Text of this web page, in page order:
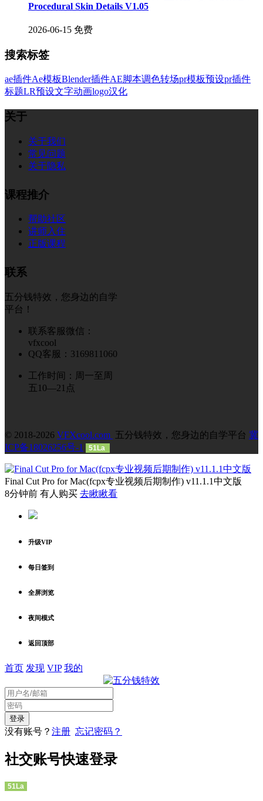
Procedural Skin Details V1.05
2026-06-15 免费
搜索标签
ae插件Ae模板Blender插件AE脚本调色转场pr模板预设pr插件
标题LR预设文字动画logo汉化
关于
关于我们
常见问题
关于隐私
课程推介
帮助社区
讲师入住
正版课程
联系
五分钱特效，您身边的自学
平台！
联系客服微信：
vfxcool
QQ客服：3169811060
工作时间：周一至周
五10—21点
© 2018-2026 VFXcool.com 五分钱特效，您身边的自学平台 冀
ICP备18026256号-1
51La
Final Cut Pro for Mac(fcpx专业视频后期制作) v11.1.1中文版
8分钟前 有人购买 去瞅瞅看
升级VIP
每日签到
全屏浏览
夜间模式
返回顶部
首页 发现 VIP 我的
没有账号？ 注册 忘记密码？
社交账号快速登录
51La